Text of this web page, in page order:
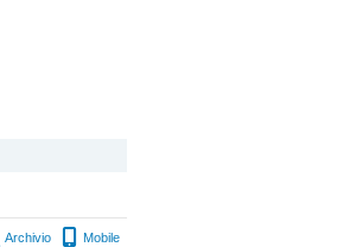
Archivio Mobile